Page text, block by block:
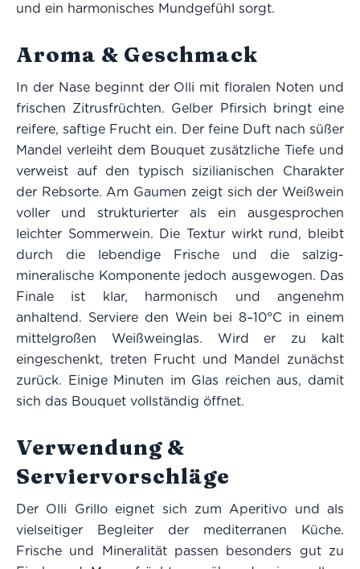
und ein harmonisches Mundgefühl sorgt.
Aroma & Geschmack
In der Nase beginnt der Olli mit floralen Noten und
frischen Zitrusfrüchten. Gelber Pfirsich bringt eine
reifere, saftige Frucht ein. Der feine Duft nach süßer
Mandel verleiht dem Bouquet zusätzliche Tiefe und
verweist auf den typisch sizilianischen Charakter
der Rebsorte. Am Gaumen zeigt sich der Weißwein
voller und strukturierter als ein ausgesprochen
leichter Sommerwein. Die Textur wirkt rund, bleibt
durch die lebendige Frische und die salzig-
mineralische Komponente jedoch ausgewogen. Das
Finale ist klar, harmonisch und angenehm
anhaltend. Serviere den Wein bei 8–10°C in einem
mittelgroßen Weißweinglas. Wird er zu kalt
eingeschenkt, treten Frucht und Mandel zunächst
zurück. Einige Minuten im Glas reichen aus, damit
sich das Bouquet vollständig öffnet.
Verwendung &
Serviervorschläge
Der Olli Grillo eignet sich zum Aperitivo und als
vielseitiger Begleiter der mediterranen Küche.
Frische und Mineralität passen besonders gut zu